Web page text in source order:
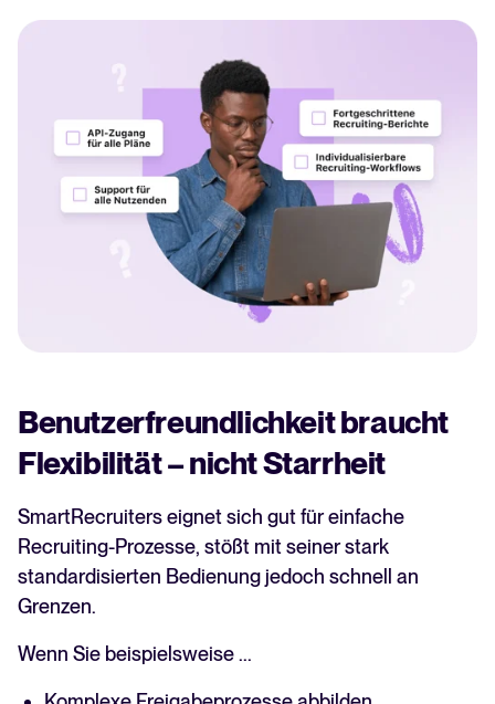
All-in-one-HRIS zur Optimierung
von Prozessen und Förderung
des Mitarbeitererfolgs.
Mehr erfahren
erreichen Sie Kandidat*innen
schneller und effektiver
Mehr erfahren
Benutzerfreundlichkeit braucht
Flexibilität – nicht Starrheit
SmartRecruiters eignet sich gut für einfache
Recruiting-Prozesse, stößt mit seiner stark
standardisierten Bedienung jedoch schnell an
Grenzen.
Wenn Sie beispielsweise ...